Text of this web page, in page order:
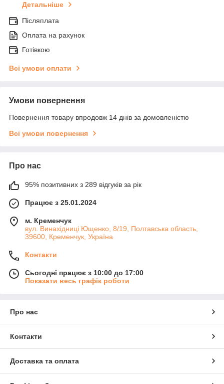
Детальніше
Післяплата
Оплата на рахунок
Готівкою
Всі умови оплати
Умови повернення
Повернення товару впродовж 14 днів за домовленістю
Всі умови повернення
Про нас
95% позитивних з 289 відгуків за рік
Працює з 25.01.2024
м. Кременчук
вул. Винахідниці Ющенко, 8/19, Полтавська область,
39600, Кременчук, Україна
Контакти
Сьогодні працює з 10:00 до 17:00
Показати весь графік роботи
Про нас
Контакти
Доставка та оплата